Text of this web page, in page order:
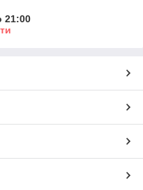
21:00